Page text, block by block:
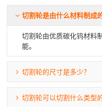
切割轮是由什么材料制成
切割轮由优质碳化钨材料
能。
切割轮的尺寸是多少？
切割轮可以切割什么类型